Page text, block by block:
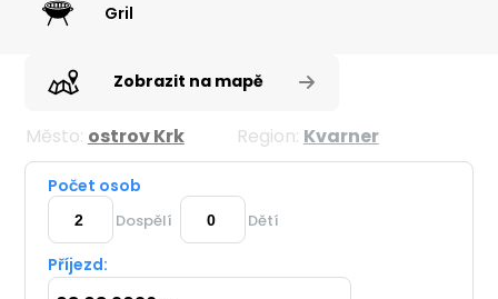
Gril
Zobrazit na mapě
Město: ostrov Krk Region: Kvarner
Počet osob
Dospělí Dětí
Příjezd: